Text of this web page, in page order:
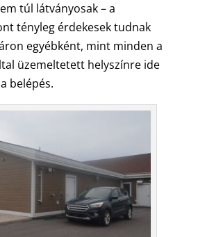
túl látványosak – a
tényleg érdekesek tudnak
egyébként, mint minden a
üzemeltetett helyszínre ide
belépés.